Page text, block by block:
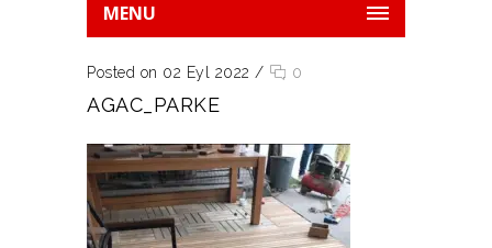
MENU
Posted on 02 Eyl 2022 / 0
AGAC_PARKE